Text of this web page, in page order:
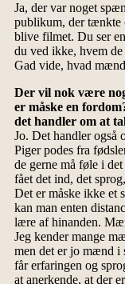
Ja, der var noget
publikum, der tænkte
blive filmet. Du ser
du ved ikke, hvem
Gad vide, hvad
Der vil nok være
er måske en
det handler om at
Jo. Det handler også
Piger podes fra
de gerne må føle i
fået det ind, det
Det er måske ikke et
kan man enten
lære af hinanden.
Jeg kender mange
men det er jo mænd i
får erfaringen og
at anerkende, at der